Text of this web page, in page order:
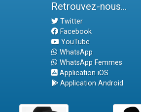
Retrouvez-nous...
Twitter
Facebook
YouTube
WhatsApp
WhatsApp Femmes
Application iOS
Application Android